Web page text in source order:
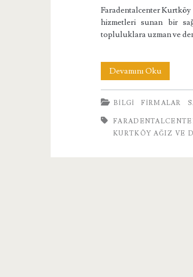
Faradentalcenter Kurtköy
hizmetleri sunan bir
topluluklara uzman ve
Devamını Oku
Kurtköy
Ağız
ve
BILGI FIRMALAR
KURTKÖY AĞIZ VE